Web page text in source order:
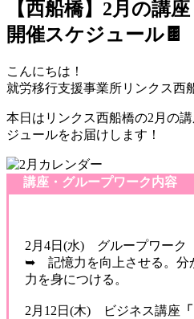
【西船橋】2月の講
開催スケジュール🍫
こんにちは！
就労移行支援事業所リンクス西
本日はリンクス西船橋の2月の
ジュールをお届けします！
講座・グループワーク内容
2月4日(水) グループワーク
➥ 記憶力を向上させる。分
力を身につける。
2月12日(木) ビジネス講座